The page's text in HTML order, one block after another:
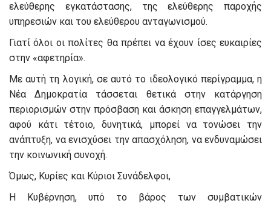
ελεύθερης εγκατάστασης, της ελεύθερης παροχής
υπηρεσιών και του ελεύθερου ανταγωνισμού.
Γιατί όλοι οι πολίτες θα πρέπει να έχουν ίσες ευκαιρίες
στην «αφετηρία».
Με αυτή τη λογική, σε αυτό το ιδεολογικό περίγραμμα, η
Νέα Δημοκρατία τάσσεται θετικά στην κατάργηση
περιορισμών στην πρόσβαση και άσκηση επαγγελμάτων,
αφού κάτι τέτοιο, δυνητικά, μπορεί να τονώσει την
ανάπτυξη, να ενισχύσει την απασχόληση, να ενδυναμώσει
την κοινωνική συνοχή.
Όμως, Κυρίες και Κύριοι Συνάδελφοι,
Η Κυβέρνηση, υπό το βάρος των συμβατικών